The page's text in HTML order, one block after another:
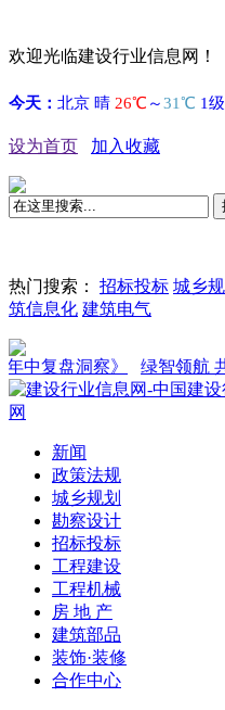
欢迎光临建设行业信息网！
设为首页 加入收藏
热门搜索： 招标投标 城乡规
筑信息化 建筑电气
盘洞察》 绿智领航 共享
新闻
政策法规
城乡规划
勘察设计
招标投标
工程建设
工程机械
房 地 产
建筑部品
装饰·装修
合作中心